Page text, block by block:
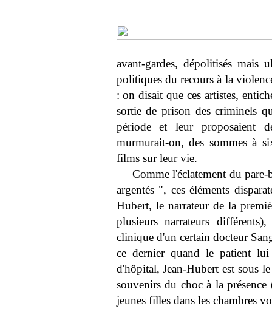
avant-gardes, dépolitisés mais
politiques du recours à la
: on disait que ces artistes,
sortie de prison des criminels
période et leur proposaient
murmurait-on, des sommes à
films sur leur vie.
Comme l'éclatement du
argentés ", ces éléments
Hubert, le narrateur de la
plusieurs narrateurs
clinique d'un certain docteur
ce dernier quand le patient
d'hôpital, Jean-Hubert est sous
souvenirs du choc à la
jeunes filles dans les chambres